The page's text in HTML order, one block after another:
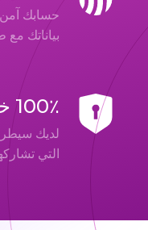
بياناتك
100٪ خصوصية البيانات
لديك
التي